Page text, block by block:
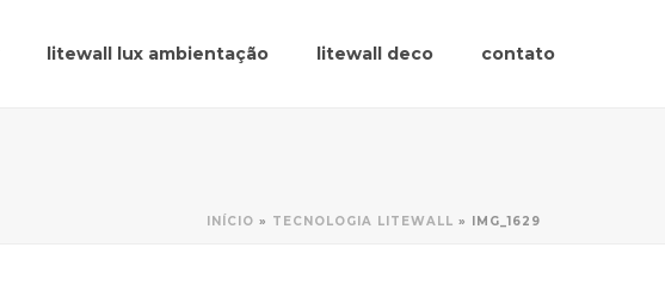
litewall lux ambientação litewall deco contato
INÍCIO » TECNOLOGIA LITEWALL » IMG_1629